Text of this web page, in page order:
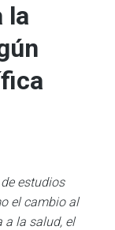
la
estudios
el cambio al
a la salud, el